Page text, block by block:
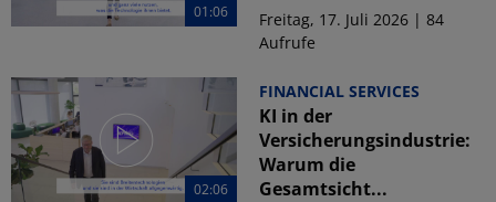
01:06
Freitag, 17. Juli 2026 | 84
Aufrufe
02:06
FINANCIAL SERVICES
KI in der
Versicherungsindustrie:
Warum die
Gesamtsicht...